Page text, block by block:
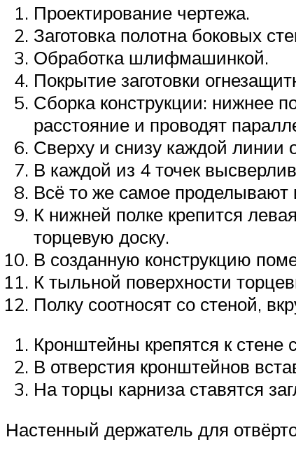
Проектирование чертежа.
Заготовка полотна боковых
Обработка шлифмашинкой.
Покрытие заготовки
Сборка конструкции: нижнее
расстояние и проводят
Сверху и снизу каждой линии
В каждой из 4 точек
Всё то же самое проделывают
К нижней полке крепится
торцевую доску.
В созданную конструкцию
К тыльной поверхности
Полку соотносят со стеной,
Кронштейны крепятся к стене
В отверстия кронштейнов
На торцы карниза ставятся
Настенный держатель для